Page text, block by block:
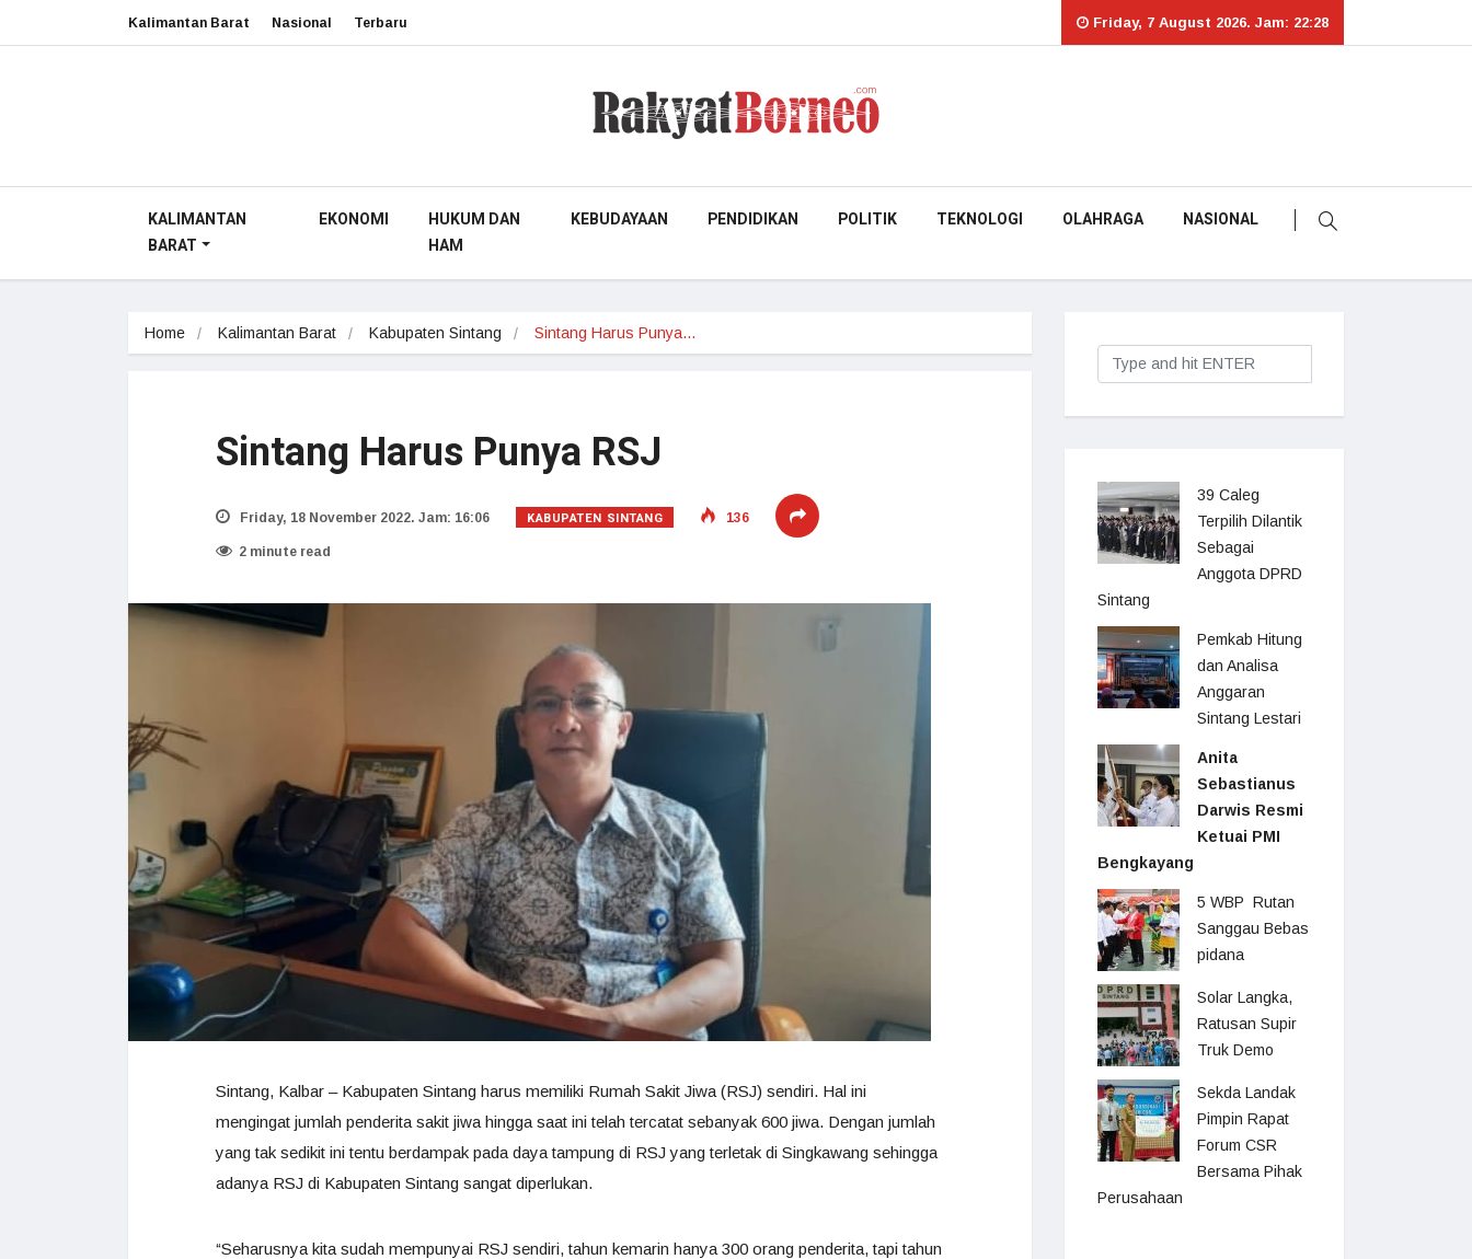
Kalimantan Barat Nasional Terbaru Friday, 7 August 2026. Jam: 22:28
KALIMANTAN
BARAT
EKONOMI
HUKUM DAN
HAM
KEBUDAYAAN PENDIDIKAN POLITIK TEKNOLOGI OLAHRAGA NASIONAL
Home Kalimantan Barat Kabupaten Sintang Sintang Harus Punya…
Sintang Harus Punya RSJ
Friday, 18 November 2022. Jam: 16:06 KABUPATEN SINTANG 136
2 minute read
Sintang, Kalbar – Kabupaten Sintang harus memiliki Rumah Sakit Jiwa (RSJ) sendiri. Hal ini
mengingat jumlah penderita sakit jiwa hingga saat ini telah tercatat sebanyak 600 jiwa. Dengan jumlah
yang tak sedikit ini tentu berdampak pada daya tampung di RSJ yang terletak di Singkawang sehingga
adanya RSJ di Kabupaten Sintang sangat diperlukan.
“Seharusnya kita sudah mempunyai RSJ sendiri, tahun kemarin hanya 300 orang penderita, tapi tahun
39 Caleg
Terpilih Dilantik
Sebagai
Anggota DPRD
Sintang
Pemkab Hitung
dan Analisa
Anggaran
Sintang Lestari
Anita
Sebastianus
Darwis Resmi
Ketuai PMI
Bengkayang
5 WBP Rutan
Sanggau Bebas
pidana
Solar Langka,
Ratusan Supir
Truk Demo
Sekda Landak
Pimpin Rapat
Forum CSR
Bersama Pihak
Perusahaan